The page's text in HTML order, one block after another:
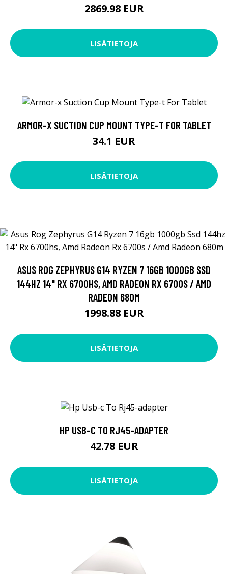
2869.98 EUR
LISÄTIETOJA
ARMOR-X SUCTION CUP MOUNT TYPE-T FOR TABLET
34.1 EUR
LISÄTIETOJA
ASUS ROG ZEPHYRUS G14 RYZEN 7 16GB 1000GB SSD
144HZ 14" RX 6700HS, AMD RADEON RX 6700S / AMD
RADEON 680M
1998.88 EUR
LISÄTIETOJA
HP USB-C TO RJ45-ADAPTER
42.78 EUR
LISÄTIETOJA